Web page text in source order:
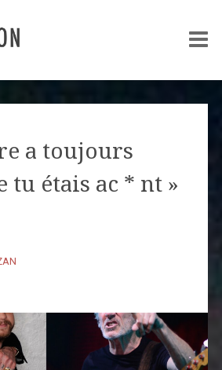
a toujours
tu étais ac * nt »